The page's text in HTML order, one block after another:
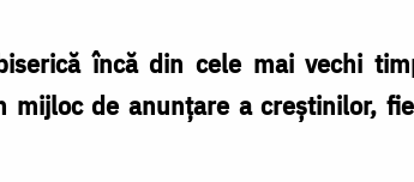
încă din cele mai vechi
mijloc de anunțare a creștinilor,